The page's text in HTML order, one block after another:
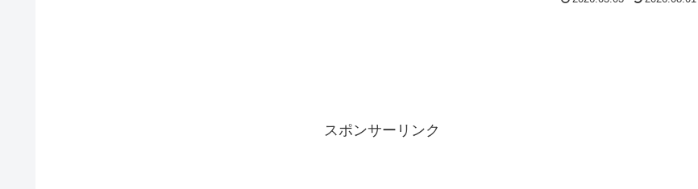
スポンサーリンク